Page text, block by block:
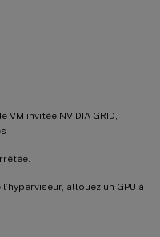
invitée NVIDIA GRID,
:
allouez un GPU à